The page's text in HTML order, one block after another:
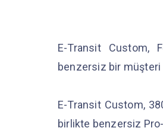
E-Transit Custom,
benzersiz bir
E-Transit Custom,
birlikte benzersiz